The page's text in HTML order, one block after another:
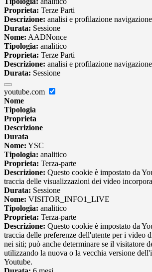
Proprieta: Terze Parti
Descrizione: analisi e profilazione
Durata: Sessione
Nome: AADNonce
Tipologia: analitico
Proprieta: Terze Parti
Descrizione: analisi e profilazione
Durata: Sessione
youtube.com
Nome
Tipologia
Proprieta
Descrizione
Durata
Nome: YSC
Tipologia: analitico
Proprieta: Terza-parte
Descrizione: Questo cookie è impostato da
traccia delle visualizzazioni dei video
Durata: Sessione
Nome: VISITOR_INFO1_LIVE
Tipologia: analitico
Proprieta: Terza-parte
Descrizione: Questo cookie è impostato da
traccia delle preferenze dell'utente per i video
nei siti; può anche determinare se il visitatore
utilizzando la nuova o la vecchia versione
Youtube.